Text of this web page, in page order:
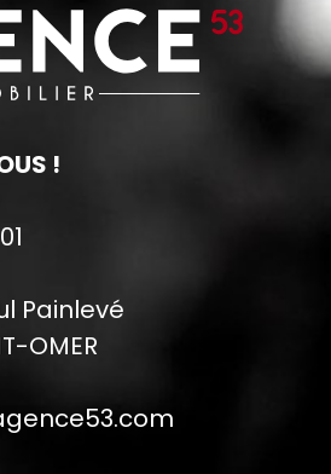
!
Painlevé
OMER